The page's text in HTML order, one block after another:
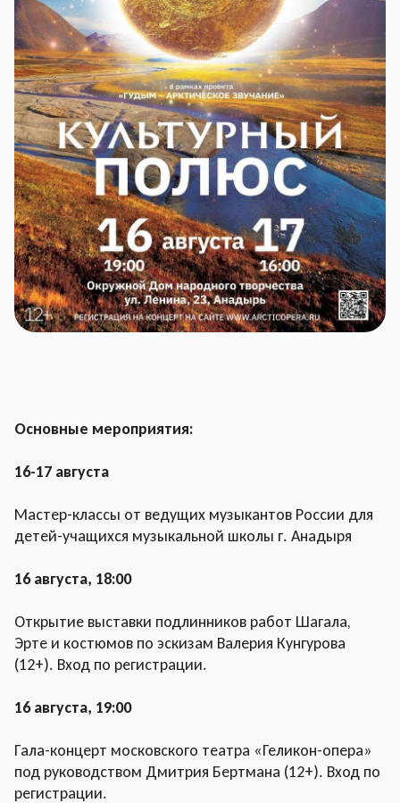
Основные мероприятия:
16-17 августа
Мастер-классы от ведущих музыкантов России для
детей-учащихся музыкальной школы г. Анадыря
16 августа, 18:00
Открытие выставки подлинников работ Шагала,
Эрте и костюмов по эскизам Валерия Кунгурова
(12+). Вход по регистрации.
16 августа, 19:00
Гала-концерт московского театра «Геликон-опера»
под руководством Дмитрия Бертмана (12+). Вход по
регистрации.